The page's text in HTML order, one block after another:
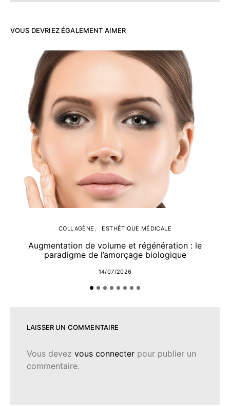
VOUS DEVRIEZ ÉGALEMENT AIMER
COLLAGÈNE ESTHÉTIQUE MÉDICALE
Augmentation de volume et régénération : le
paradigme de l’amorçage biologique
14/07/2026
LAISSER UN COMMENTAIRE
Vous devez vous connecter pour publier un
commentaire.